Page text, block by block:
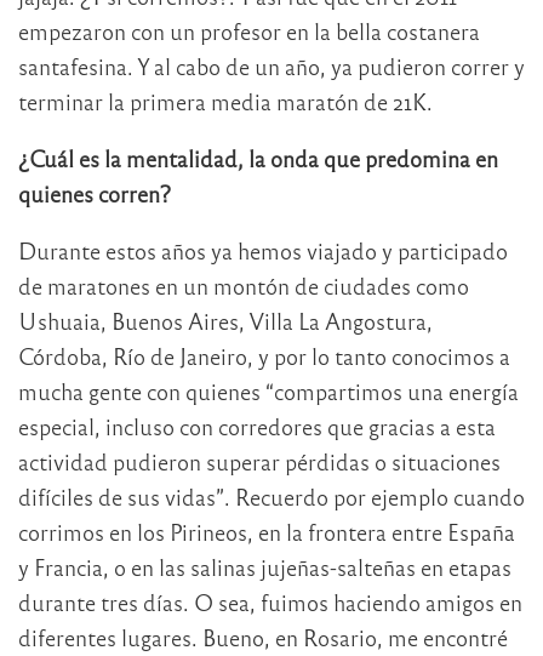
empezaron con un profesor en la bella costanera
santafesina. Y al cabo de un año, ya pudieron correr y
terminar la primera media maratón de 21K.
¿Cuál es la mentalidad, la onda que predomina en
quienes corren?
Durante estos años ya hemos viajado y participado
de maratones en un montón de ciudades como
Ushuaia, Buenos Aires, Villa La Angostura,
Córdoba, Río de Janeiro, y por lo tanto conocimos a
mucha gente con quienes “compartimos una energía
especial, incluso con corredores que gracias a esta
actividad pudieron superar pérdidas o situaciones
difíciles de sus vidas”. Recuerdo por ejemplo cuando
corrimos en los Pirineos, en la frontera entre España
y Francia, o en las salinas jujeñas-salteñas en etapas
durante tres días. O sea, fuimos haciendo amigos en
diferentes lugares. Bueno, en Rosario, me encontré